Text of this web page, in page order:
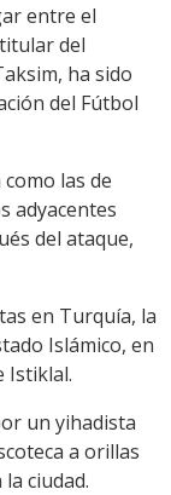
entre el
del
ha sido
del Fútbol
las de
adyacentes
del ataque,
en Turquía, la
Islámico, en
Istiklal.
un yihadista
a orillas
ciudad.